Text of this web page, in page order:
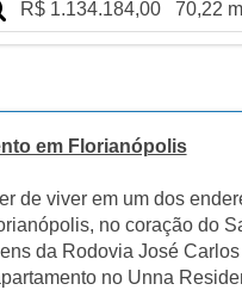
R$ 1.134.184,00 70,22
em Florianópolis
de viver em um dos
no coração do
da Rodovia José
no Unna